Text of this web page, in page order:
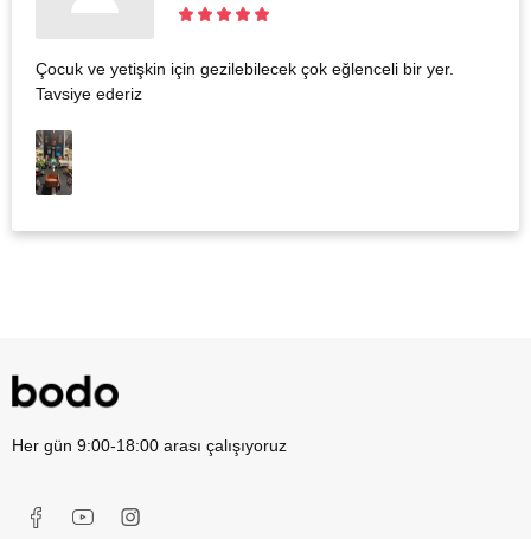
Çocuk ve yetişkin için gezilebilecek çok eğlenceli bir yer.
Tavsiye ederiz
Her gün 9:00-18:00 arası çalışıyoruz